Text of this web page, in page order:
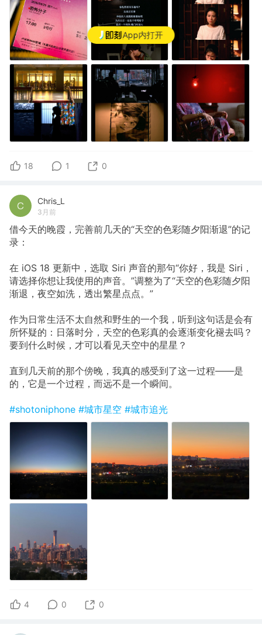
App内打开
18 1 0
Chris_L
3月前
借今天的晚霞，完善前几天的“天空的色彩随夕阳渐退”的记
录：
在 iOS 18 更新中，选取 Siri 声音的那句“你好，我是 Siri，
请选择你想让我使用的声音。”调整为了“天空的色彩随夕阳
渐退，夜空如洗，透出繁星点点。”
作为日常生活不太自然和野生的一个我，听到这句话是会有
所怀疑的：日落时分，天空的色彩真的会逐渐变化褪去吗？
要到什么时候，才可以看见天空中的星星？
直到几天前的那个傍晚，我真的感受到了这一过程——是
的，它是一个过程，而远不是一个瞬间。
#shotoniphone #城市星空 #城市追光
4 0 0